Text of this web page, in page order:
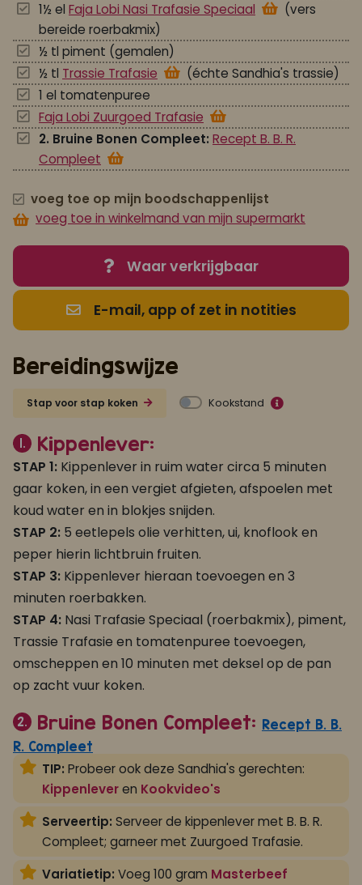
1½ el Faja Lobi Nasi Trafasie Speciaal
(vers
bereide roerbakmix)
½ tl piment (gemalen)
½ tl Trassie Trafasie
(échte Sandhia's trassie)
1 el tomatenpuree
Faja Lobi Zuurgoed Trafasie
2. Bruine Bonen Compleet: Recept B. B. R.
Compleet
voeg toe op mijn boodschappenlijst
voeg toe in winkelmand van mijn supermarkt
Waar verkrijgbaar
E-mail, app of zet in notities
Bereidingswijze
Stap voor stap koken Kookstand
1. Kippenlever:
STAP 1: Kippenlever in ruim water circa 5 minuten
gaar koken, in een vergiet afgieten, afspoelen met
koud water en in blokjes snijden.
STAP 2: 5 eetlepels olie verhitten, ui, knoflook en
peper hierin lichtbruin fruiten.
STAP 3: Kippenlever hieraan toevoegen en 3
minuten roerbakken.
STAP 4: Nasi Trafasie Speciaal (roerbakmix), piment,
Trassie Trafasie en tomatenpuree toevoegen,
omscheppen en 10 minuten met deksel op de pan
op zacht vuur koken.
2. Bruine Bonen Compleet: Recept B. B.
R. Compleet
TIP: Probeer ook deze Sandhia's gerechten:
Kippenleveren Kookvideo's
Serveertip: Serveer de kippenlever met B. B. R.
Compleet; garneer met Zuurgoed Trafasie.
Variatietip: Voeg 100 gram Masterbeef